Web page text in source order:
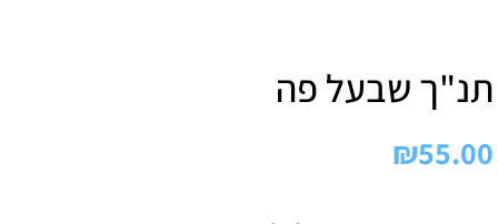
תנ"ך שבעל פה
₪55.00